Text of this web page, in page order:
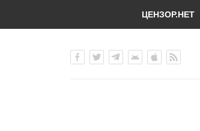
ЦЕНЗОР.НЕТ